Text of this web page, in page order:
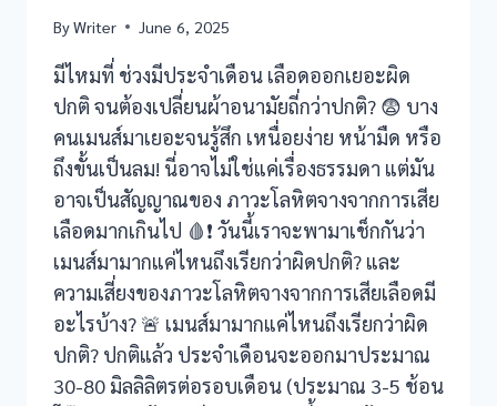
panel
panel
panel
panel
satın al
Panel
Pro
ByWriter June 6, 2025
มีไหมที่ ช่วงมีประจำเดือน เลือดออกเยอะผิด
ปกติ จนต้องเปลี่ยนผ้าอนามัยถี่กว่าปกติ? 😨 บาง
คนเมนส์มาเยอะจนรู้สึก เหนื่อยง่าย หน้ามืด หรือ
ถึงขั้นเป็นลม! นี่อาจไม่ใช่แค่เรื่องธรรมดา แต่มัน
อาจเป็นสัญญาณของ ภาวะโลหิตจางจากการเสีย
เลือดมากเกินไป 🩸❗ วันนี้เราจะพามาเช็กกันว่า
เมนส์มามากแค่ไหนถึงเรียกว่าผิดปกติ? และ
ความเสี่ยงของภาวะโลหิตจางจากการเสียเลือดมี
อะไรบ้าง? 🚨 เมนส์มามากแค่ไหนถึงเรียกว่าผิด
ปกติ? ปกติแล้ว ประจำเดือนจะออกมาประมาณ
30-80 มิลลิลิตรต่อรอบเดือน (ประมาณ 3-5 ช้อน